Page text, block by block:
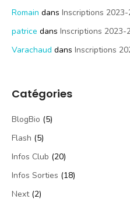
Romain dans Inscriptions
patrice dans Inscriptions 2023-
Varachaud dans Inscriptions
Catégories
BlogBio (5)
Flash (5)
Infos Club (20)
Infos Sorties (18)
Next(2)